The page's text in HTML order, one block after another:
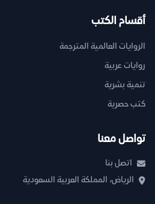
أقسام الكتب
الروايات العالمية المترجمة
روايات عربية
تنمية بشرية
كتب حصرية
تواصل معنا
اتصل بنا
الرياض، المملكة العربية السعودية